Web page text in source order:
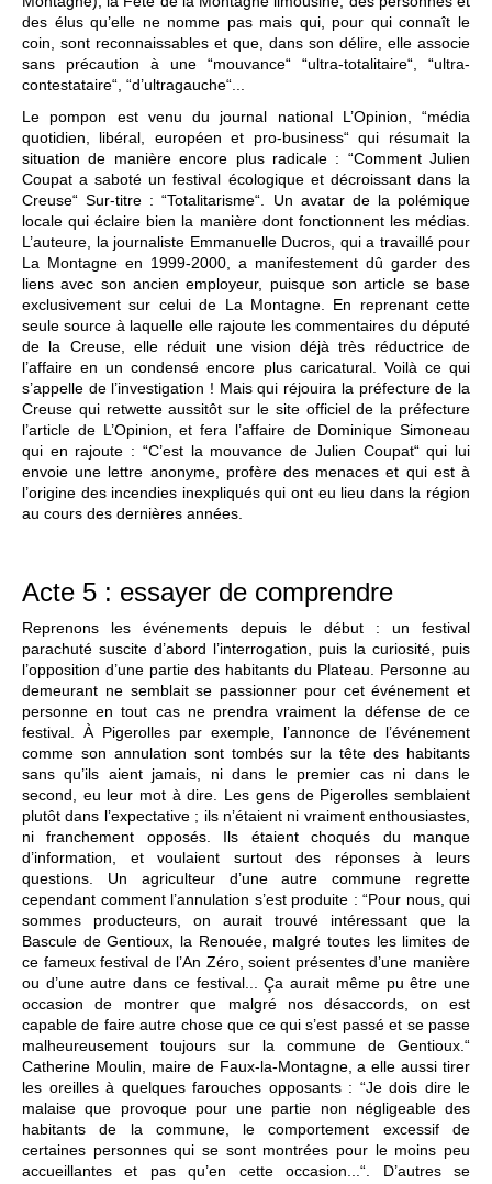
des élus qu’elle ne nomme pas mais qui, pour qui connaît le
coin, sont reconnaissables et que, dans son délire, elle associe
sans précaution à une “mouvance“ “ultra-totalitaire“, “ultra-
contestataire“, “d’ultragauche“...
Le pompon est venu du journal national L’Opinion, “média
quotidien, libéral, européen et pro-business“ qui résumait la
situation de manière encore plus radicale : “Comment Julien
Coupat a saboté un festival écologique et décroissant dans la
Creuse“ Sur-titre : “Totalitarisme“. Un avatar de la polémique
locale qui éclaire bien la manière dont fonctionnent les médias.
L’auteure, la journaliste Emmanuelle Ducros, qui a travaillé pour
La Montagne en 1999-2000, a manifestement dû garder des
liens avec son ancien employeur, puisque son article se base
exclusivement sur celui de La Montagne. En reprenant cette
seule source à laquelle elle rajoute les commentaires du député
de la Creuse, elle réduit une vision déjà très réductrice de
l’affaire en un condensé encore plus caricatural. Voilà ce qui
s’appelle de l’investigation ! Mais qui réjouira la préfecture de la
Creuse qui retwette aussitôt sur le site officiel de la préfecture
l’article de L’Opinion, et fera l’affaire de Dominique Simoneau
qui en rajoute : “C’est la mouvance de Julien Coupat“ qui lui
envoie une lettre anonyme, profère des menaces et qui est à
l’origine des incendies inexpliqués qui ont eu lieu dans la région
au cours des dernières années.
Acte 5 : essayer de comprendre
Reprenons les événements depuis le début : un festival
parachuté suscite d’abord l’interrogation, puis la curiosité, puis
l’opposition d’une partie des habitants du Plateau. Personne au
demeurant ne semblait se passionner pour cet événement et
personne en tout cas ne prendra vraiment la défense de ce
festival. À Pigerolles par exemple, l’annonce de l’événement
comme son annulation sont tombés sur la tête des habitants
sans qu’ils aient jamais, ni dans le premier cas ni dans le
second, eu leur mot à dire. Les gens de Pigerolles semblaient
plutôt dans l’expectative ; ils n’étaient ni vraiment enthousiastes,
ni franchement opposés. Ils étaient choqués du manque
d’information, et voulaient surtout des réponses à leurs
questions. Un agriculteur d’une autre commune regrette
cependant comment l’annulation s’est produite : “Pour nous, qui
sommes producteurs, on aurait trouvé intéressant que la
Bascule de Gentioux, la Renouée, malgré toutes les limites de
ce fameux festival de l’An Zéro, soient présentes d’une manière
ou d’une autre dans ce festival... Ça aurait même pu être une
occasion de montrer que malgré nos désaccords, on est
capable de faire autre chose que ce qui s’est passé et se passe
malheureusement toujours sur la commune de Gentioux.“
Catherine Moulin, maire de Faux-la-Montagne, a elle aussi tirer
les oreilles à quelques farouches opposants : “Je dois dire le
malaise que provoque pour une partie non négligeable des
habitants de la commune, le comportement excessif de
certaines personnes qui se sont montrées pour le moins peu
accueillantes et pas qu’en cette occasion...“. D’autres se